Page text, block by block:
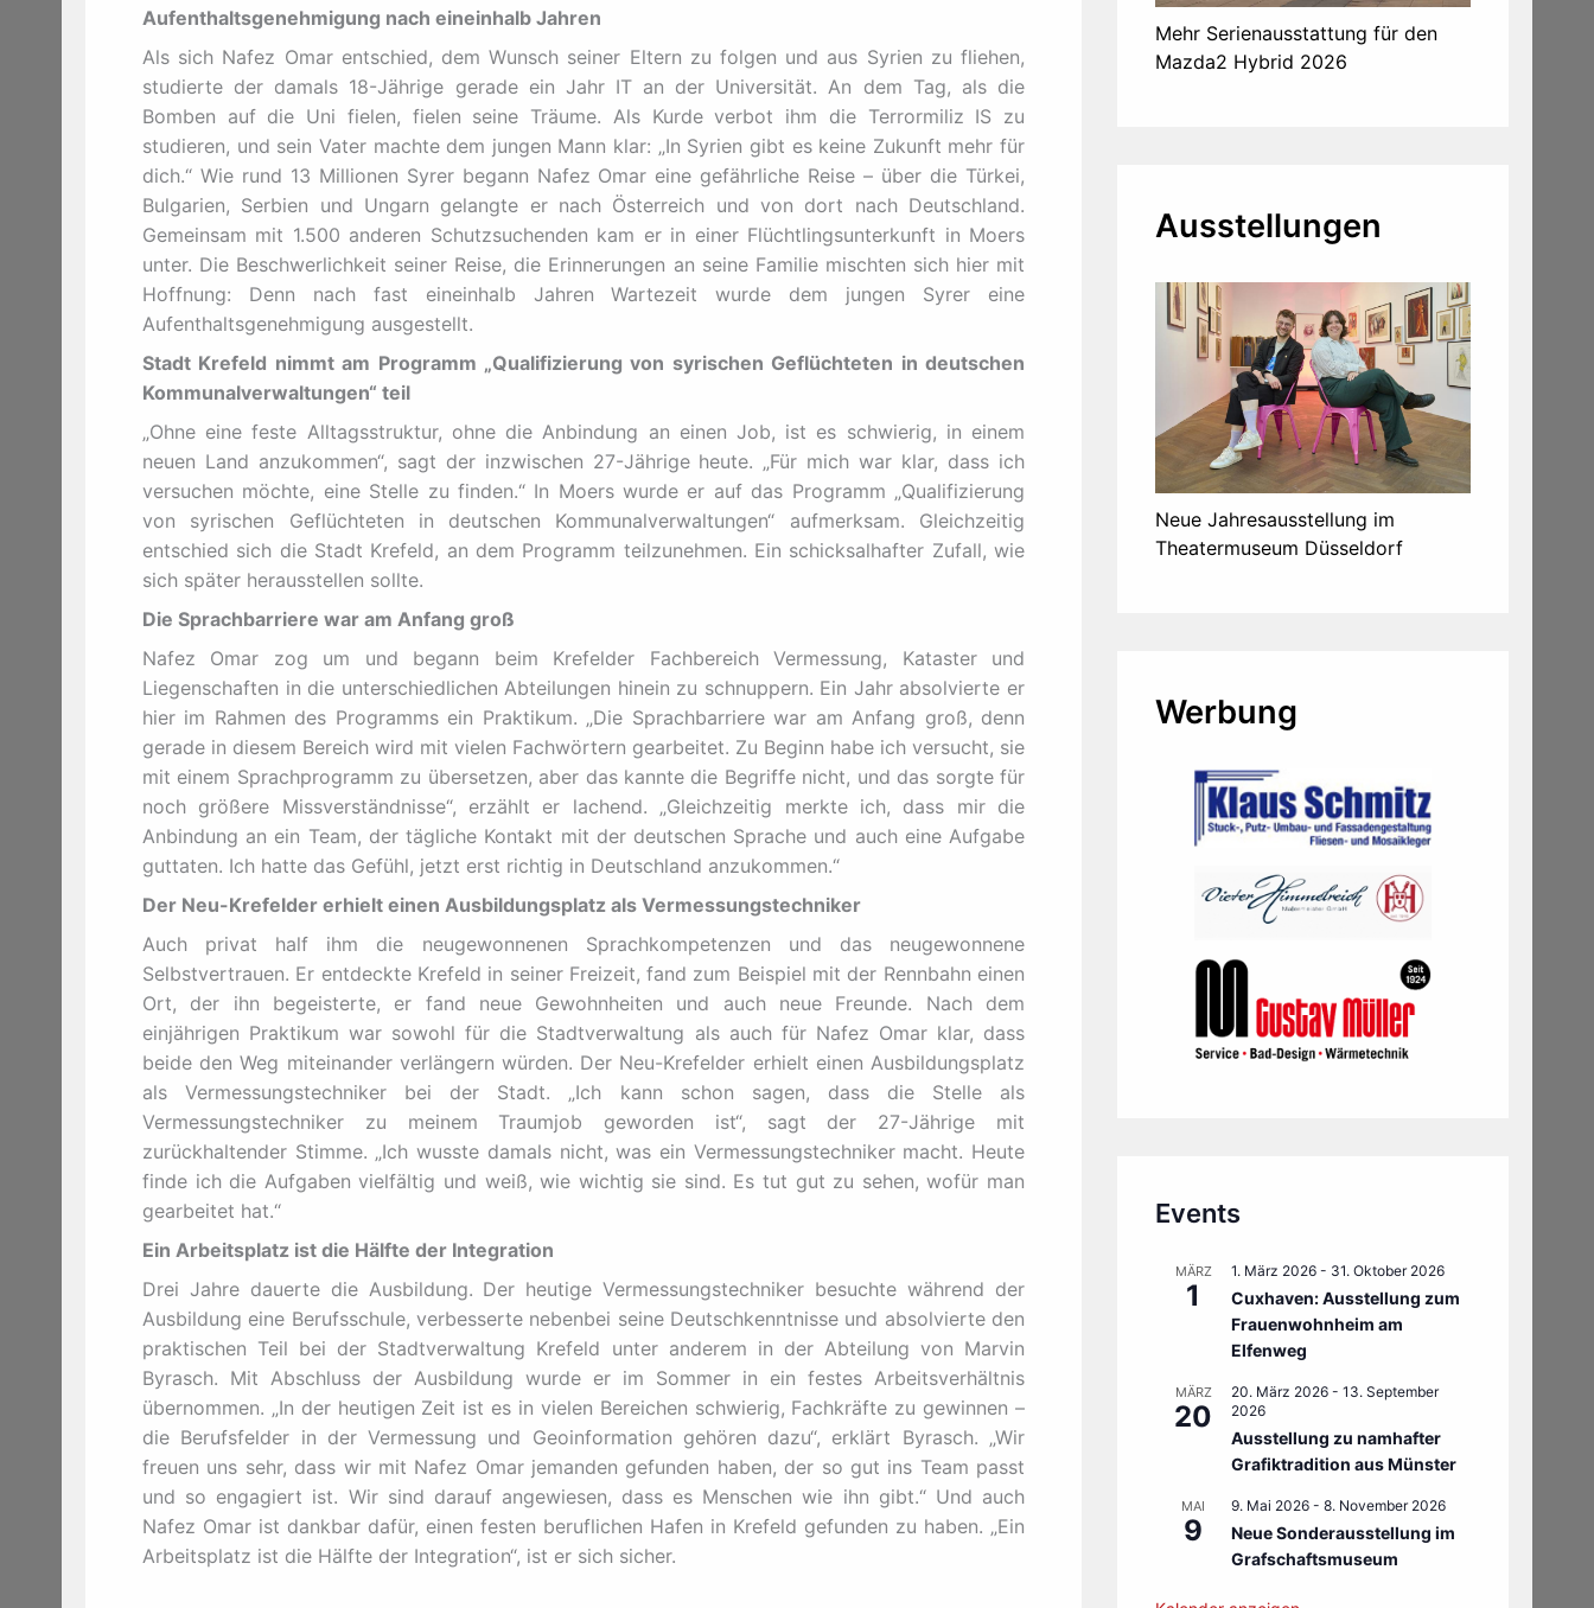
Aufenthaltsgenehmigung nach eineinhalb Jahren
Als sich Nafez Omar entschied, dem Wunsch seiner Eltern zu folgen und aus Syrien zu fliehen,
studierte der damals 18-Jährige gerade ein Jahr IT an der Universität. An dem Tag, als die
Bomben auf die Uni fielen, fielen seine Träume. Als Kurde verbot ihm die Terrormiliz IS zu
studieren, und sein Vater machte dem jungen Mann klar: „In Syrien gibt es keine Zukunft mehr für
dich.“ Wie rund 13 Millionen Syrer begann Nafez Omar eine gefährliche Reise – über die Türkei,
Bulgarien, Serbien und Ungarn gelangte er nach Österreich und von dort nach Deutschland.
Gemeinsam mit 1.500 anderen Schutzsuchenden kam er in einer Flüchtlingsunterkunft in Moers
unter. Die Beschwerlichkeit seiner Reise, die Erinnerungen an seine Familie mischten sich hier mit
Hoffnung: Denn nach fast eineinhalb Jahren Wartezeit wurde dem jungen Syrer eine
Aufenthaltsgenehmigung ausgestellt.
Stadt Krefeld nimmt am Programm „Qualifizierung von syrischen Geflüchteten in deutschen
Kommunalverwaltungen“ teil
„Ohne eine feste Alltagsstruktur, ohne die Anbindung an einen Job, ist es schwierig, in einem
neuen Land anzukommen“, sagt der inzwischen 27-Jährige heute. „Für mich war klar, dass ich
versuchen möchte, eine Stelle zu finden.“ In Moers wurde er auf das Programm „Qualifizierung
von syrischen Geflüchteten in deutschen Kommunalverwaltungen“ aufmerksam. Gleichzeitig
entschied sich die Stadt Krefeld, an dem Programm teilzunehmen. Ein schicksalhafter Zufall, wie
sich später herausstellen sollte.
Die Sprachbarriere war am Anfang groß
Nafez Omar zog um und begann beim Krefelder Fachbereich Vermessung, Kataster und
Liegenschaften in die unterschiedlichen Abteilungen hinein zu schnuppern. Ein Jahr absolvierte er
hier im Rahmen des Programms ein Praktikum. „Die Sprachbarriere war am Anfang groß, denn
gerade in diesem Bereich wird mit vielen Fachwörtern gearbeitet. Zu Beginn habe ich versucht, sie
mit einem Sprachprogramm zu übersetzen, aber das kannte die Begriffe nicht, und das sorgte für
noch größere Missverständnisse“, erzählt er lachend. „Gleichzeitig merkte ich, dass mir die
Anbindung an ein Team, der tägliche Kontakt mit der deutschen Sprache und auch eine Aufgabe
guttaten. Ich hatte das Gefühl, jetzt erst richtig in Deutschland anzukommen.“
Der Neu-Krefelder erhielt einen Ausbildungsplatz als Vermessungstechniker
Auch privat half ihm die neugewonnenen Sprachkompetenzen und das neugewonnene
Selbstvertrauen. Er entdeckte Krefeld in seiner Freizeit, fand zum Beispiel mit der Rennbahn einen
Ort, der ihn begeisterte, er fand neue Gewohnheiten und auch neue Freunde. Nach dem
einjährigen Praktikum war sowohl für die Stadtverwaltung als auch für Nafez Omar klar, dass
beide den Weg miteinander verlängern würden. Der Neu-Krefelder erhielt einen Ausbildungsplatz
als Vermessungstechniker bei der Stadt. „Ich kann schon sagen, dass die Stelle als
Vermessungstechniker zu meinem Traumjob geworden ist“, sagt der 27-Jährige mit
zurückhaltender Stimme. „Ich wusste damals nicht, was ein Vermessungstechniker macht. Heute
finde ich die Aufgaben vielfältig und weiß, wie wichtig sie sind. Es tut gut zu sehen, wofür man
gearbeitet hat.“
Ein Arbeitsplatz ist die Hälfte der Integration
Drei Jahre dauerte die Ausbildung. Der heutige Vermessungstechniker besuchte während der
Ausbildung eine Berufsschule, verbesserte nebenbei seine Deutschkenntnisse und absolvierte den
praktischen Teil bei der Stadtverwaltung Krefeld unter anderem in der Abteilung von Marvin
Byrasch. Mit Abschluss der Ausbildung wurde er im Sommer in ein festes Arbeitsverhältnis
übernommen. „In der heutigen Zeit ist es in vielen Bereichen schwierig, Fachkräfte zu gewinnen –
die Berufsfelder in der Vermessung und Geoinformation gehören dazu“, erklärt Byrasch. „Wir
freuen uns sehr, dass wir mit Nafez Omar jemanden gefunden haben, der so gut ins Team passt
und so engagiert ist. Wir sind darauf angewiesen, dass es Menschen wie ihn gibt.“ Und auch
Nafez Omar ist dankbar dafür, einen festen beruflichen Hafen in Krefeld gefunden zu haben. „Ein
Arbeitsplatz ist die Hälfte der Integration“, ist er sich sicher.
Mehr Serienausstattung für den
Mazda2 Hybrid 2026
Ausstellungen
Neue Jahresausstellung im
Theatermuseum Düsseldorf
Werbung
Events
MÄRZ
1
1. März 2026 - 31. Oktober 2026
Cuxhaven: Ausstellung zum
Frauenwohnheim am
Elfenweg
MÄRZ
20
20. März 2026 - 13. September
2026
Ausstellung zu namhafter
Grafiktradition aus Münster
MAI
9
9. Mai 2026 - 8. November 2026
Neue Sonderausstellung im
Grafschaftsmuseum